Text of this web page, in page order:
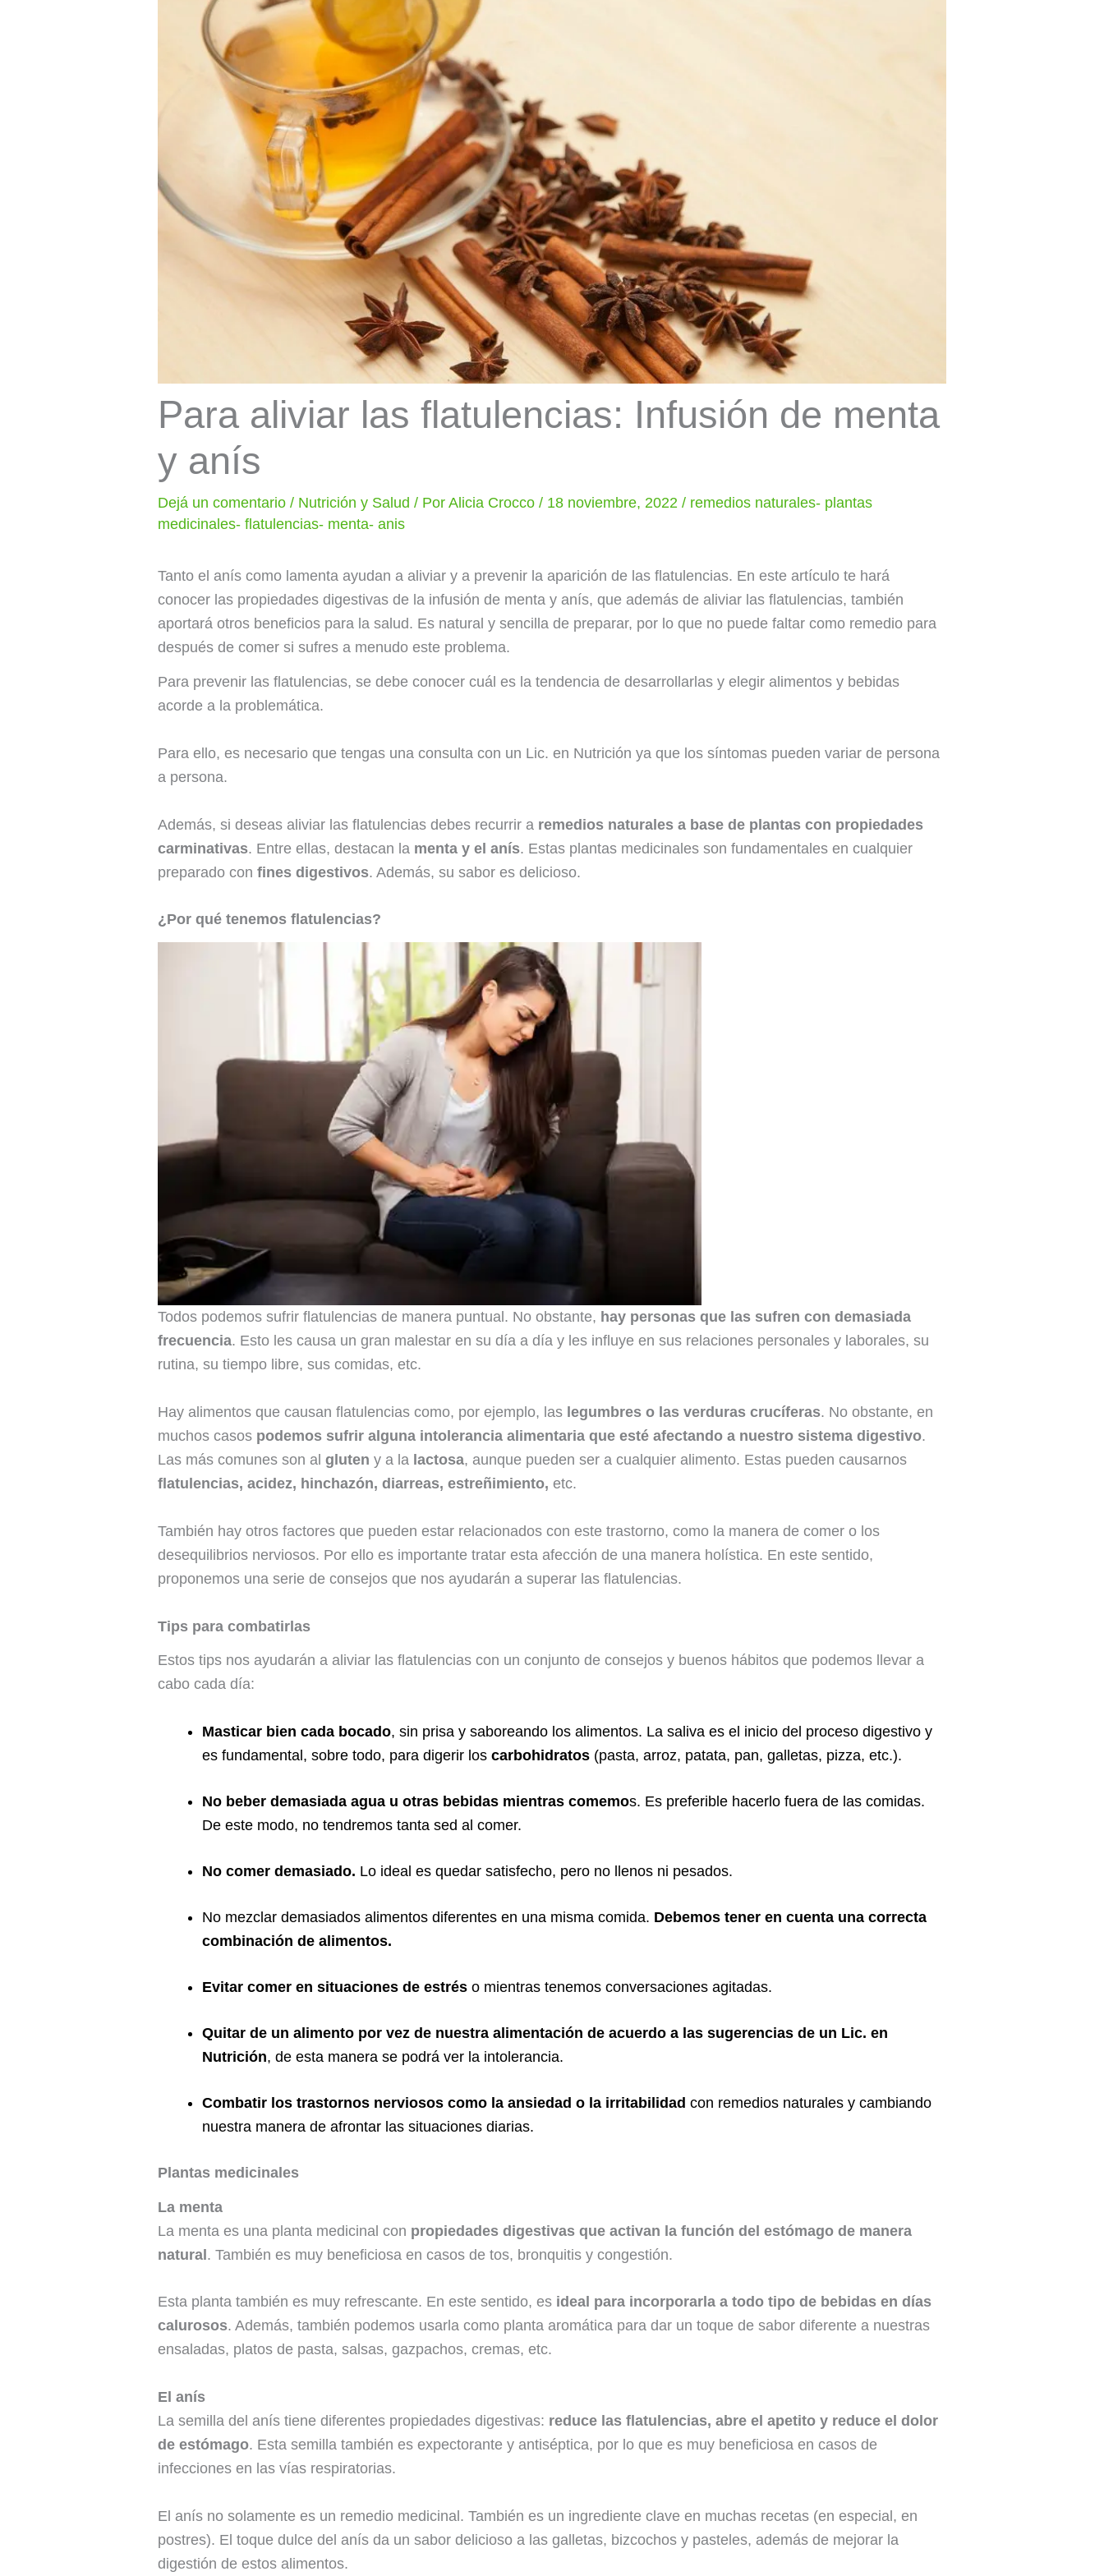
Para aliviar las flatulencias: Infusión de menta
y anís
Dejá un comentario / Nutrición y Salud / PorAlicia Crocco/ 18 noviembre, 2022/ remedios naturales- plantas
medicinales- flatulencias- menta- anis
Tanto el anís como lamenta ayudan a aliviar y a prevenir la aparición de las flatulencias. En este artículo te hará
conocer las propiedades digestivas de la infusión de menta y anís, que además de aliviar las flatulencias, también
aportará otros beneficios para la salud. Es natural y sencilla de preparar, por lo que no puede faltar como remedio para
después de comer si sufres a menudo este problema.
Para prevenir las flatulencias, se debe conocer cuál es la tendencia de desarrollarlas y elegir alimentos y bebidas
acorde a la problemática.
Para ello, es necesario que tengas una consulta con un Lic. en Nutrición ya que los síntomas pueden variar de persona
a persona.
Además, si deseas aliviar las flatulencias debes recurrir a remedios naturales a base de plantas con propiedades
carminativas. Entre ellas, destacan la menta y el anís. Estas plantas medicinales son fundamentales en cualquier
preparado confines digestivos. Además, su sabor es delicioso.
¿Por qué tenemos flatulencias?
Todos podemos sufrir flatulencias de manera puntual. No obstante, hay personas que las sufren con demasiada
frecuencia. Esto les causa un gran malestar en su día a día y les influye en sus relaciones personales y laborales, su
rutina, su tiempo libre, sus comidas, etc.
Hay alimentos que causan flatulencias como, por ejemplo, las legumbres o las verduras crucíferas. No obstante, en
muchos casos podemos sufrir alguna intolerancia alimentaria que esté afectando a nuestro sistema digestivo.
Las más comunes son algluten y a la lactosa, aunque pueden ser a cualquier alimento. Estas pueden causarnos
flatulencias, acidez, hinchazón, diarreas, estreñimiento,etc.
También hay otros factores que pueden estar relacionados con este trastorno, como la manera de comer o los
desequilibrios nerviosos. Por ello es importante tratar esta afección de una manera holística. En este sentido,
proponemos una serie de consejos que nos ayudarán a superar las flatulencias.
Tips para combatirlas
Estos tips nos ayudarán a aliviar las flatulencias con un conjunto de consejos y buenos hábitos que podemos llevar a
cabo cada día:
Masticar bien cada bocado, sin prisa y saboreando los alimentos. La saliva es el inicio del proceso digestivo y
es fundamental, sobre todo, para digerir loscarbohidratos (pasta, arroz, patata, pan, galletas, pizza, etc.).
No beber demasiada agua u otras bebidas mientras comemos. Es preferible hacerlo fuera de las comidas.
De este modo, no tendremos tanta sed al comer.
No comer demasiado. Lo ideal es quedar satisfecho, pero no llenos ni pesados.
No mezclar demasiados alimentos diferentes en una misma comida. Debemos tener en cuenta una correcta
combinación de alimentos.
Evitar comer en situaciones de estrés o mientras tenemos conversaciones agitadas.
Quitar de un alimento por vez de nuestra alimentación de acuerdo a las sugerencias de un Lic. en
Nutrición, de esta manera se podrá ver la intolerancia.
Combatir los trastornos nerviosos como la ansiedad o la irritabilidadcon remedios naturales y cambiando
nuestra manera de afrontar las situaciones diarias.
Plantas medicinales
La menta
La menta es una planta medicinal con propiedades digestivas que activan la función del estómago de manera
natural. También es muy beneficiosa en casos de tos, bronquitis y congestión.
Esta planta también es muy refrescante. En este sentido, es ideal para incorporarla a todo tipo de bebidas en días
calurosos. Además, también podemos usarla como planta aromática para dar un toque de sabor diferente a nuestras
ensaladas, platos de pasta, salsas, gazpachos, cremas, etc.
El anís
La semilla del anís tiene diferentes propiedades digestivas: reduce las flatulencias, abre el apetito y reduce el dolor
de estómago. Esta semilla también es expectorante y antiséptica, por lo que es muy beneficiosa en casos de
infecciones en las vías respiratorias.
El anís no solamente es un remedio medicinal. También es un ingrediente clave en muchas recetas (en especial, en
postres). El toque dulce del anís da un sabor delicioso a las galletas, bizcochos y pasteles, además de mejorar la
digestión de estos alimentos.